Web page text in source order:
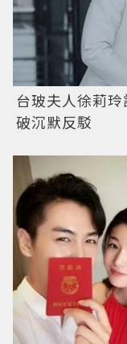
台玻夫人徐莉
破沉默反駁